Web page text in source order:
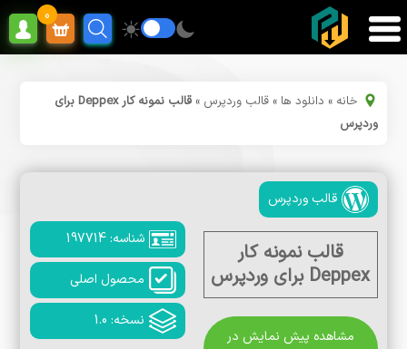
0
خانه » دانلود ها »قالب وردپرس »
قالب نمونه کار Deppex برای
وردپرس
قالب وردپرس
قالب نمونه کار
Deppex برای وردپرس
مشاهده پیش نمایش در
شناسه: 197714
محصول اصلی
نسخه: 1.0